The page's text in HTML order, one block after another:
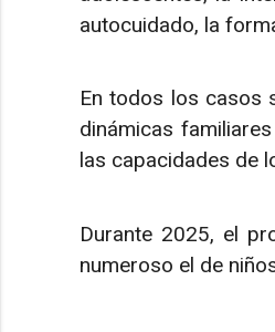
autocuidado, la
En todos los casos
dinámicas
las capacidades de
Durante 2025, el
numeroso el de